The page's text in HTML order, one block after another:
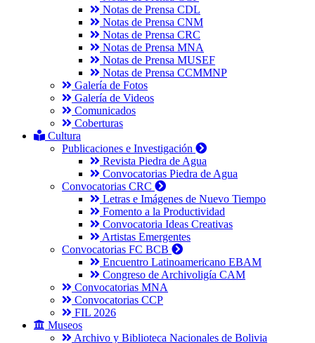
Notas de Prensa CDL
Notas de Prensa CNM
Notas de Prensa CRC
Notas de Prensa MNA
Notas de Prensa MUSEF
Notas de Prensa CCMMNP
Galería de Fotos
Galería de Videos
Comunicados
Coberturas
Cultura
Publicaciones e Investigación
Revista Piedra de Agua
Convocatorias Piedra de Agua
Convocatorias CRC
Letras e Imágenes de Nuevo Tiempo
Fomento a la Productividad
Convocatoria Ideas Creativas
Artistas Emergentes
Convocatorias FC BCB
Encuentro Latinoamericano EBAM
Congreso de Archivoligía CAM
Convocatorias MNA
Convocatorias CCP
FIL 2026
Museos
Archivo y Biblioteca Nacionales de Bolivia